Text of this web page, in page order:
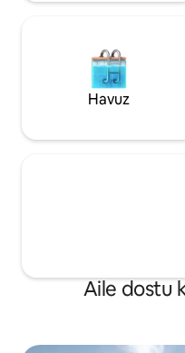
Havuz
Aile dostu